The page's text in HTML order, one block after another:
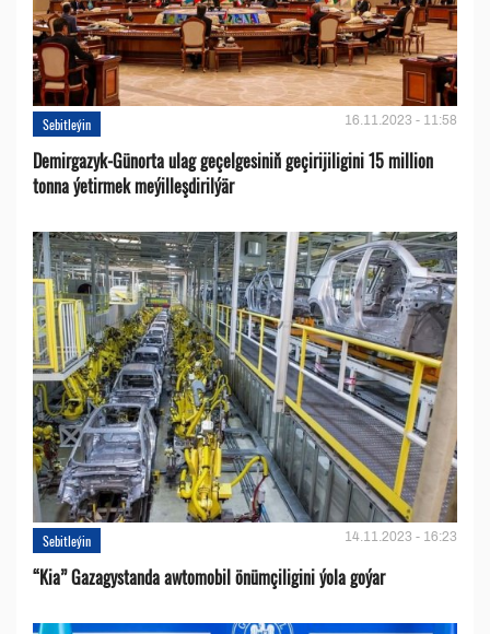
Sebitleýin 16.11.2023 - 11:58
Demirgazyk-Günorta ulag geçelgesiniň geçirijiligini 15 million
tonna ýetirmek meýilleşdirilýär
Sebitleýin 14.11.2023 - 16:23
“Kia” Gazagystanda awtomobil önümçiligini ýola goýar